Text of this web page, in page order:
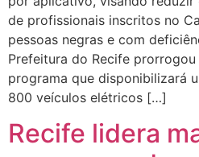
de profissionais inscritos no
pessoas negras e com
Prefeitura do Recife
programa que disponibilizará
800 veículos elétricos […]
Recife lidera